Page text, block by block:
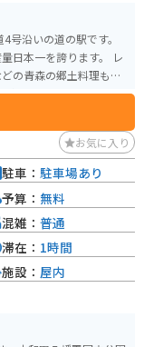
号沿いの道の駅です。
日本一を誇ります。 レ
の青森の郷土料理も楽
史的な観光スポットも
お気に入り
駐車： 駐車場あり
予算： 無料
混雑： 普通
滞在： 1時間
施設： 屋内